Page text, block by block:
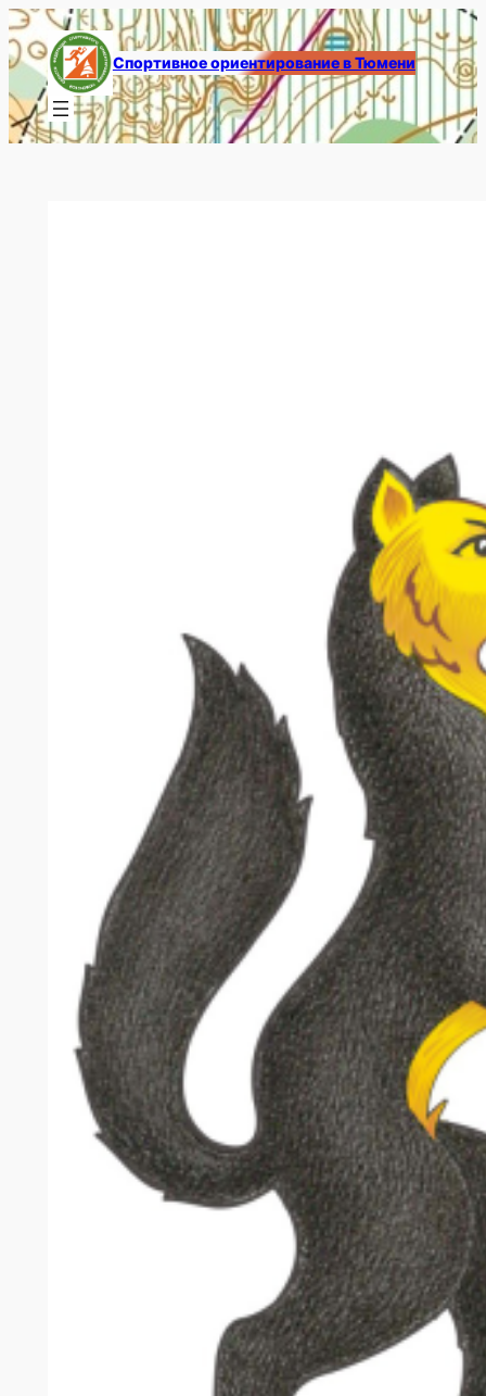
Перейти
к
содержимому
Спортивное ориентирование в Тюмени